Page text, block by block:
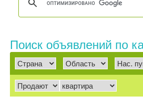
Поиск объявлений по